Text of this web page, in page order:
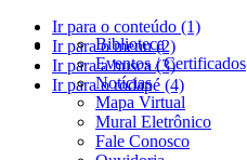
Ir para o conteúdo (1)
Ir para o menu (2)
Ir para a busca (3)
Ir para o rodapé (4)
Biblioteca
Eventos / Certificados
Notícias
Mapa Virtual
Mural Eletrônico
Fale Conosco